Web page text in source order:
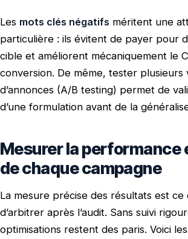
Les mots clés négatifs méritent une
particulière : ils évitent de payer pour
cible et améliorent mécaniquement le
conversion. De même, tester plusieurs
d’annonces (A/B testing) permet de
d’une formulation avant de la
Mesurer la performance
de chaque campagne
La mesure précise des résultats est ce
d’arbitrer après l’audit. Sans suivi
optimisations restent des paris. Voici